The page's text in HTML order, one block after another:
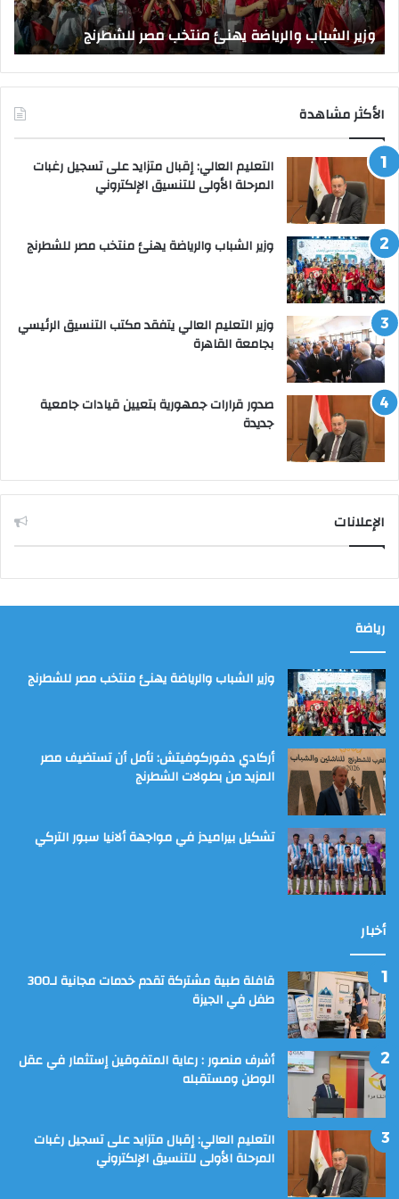
وزير الشباب والرياضة يهنئ منتخب مصر للشطرنج
الأكثر مشاهدة
التعليم العالي: إقبال متزايد على تسجيل رغبات
المرحلة الأولى للتنسيق الإلكتروني
وزير الشباب والرياضة يهنئ منتخب مصر للشطرنج
وزير التعليم العالي يتفقد مكتب التنسيق الرئيسي
بجامعة القاهرة
صدور قرارات جمهورية بتعيين قيادات جامعية
جديدة
الإعلانات
رياضة
وزير الشباب والرياضة يهنئ منتخب مصر للشطرنج
أركادي دفوركوفيتش: نأمل أن تستضيف مصر
المزيد من بطولات الشطرنج
تشكيل بيراميدز في مواجهة ألانيا سبور التركي
أخبار
قافلة طبية مشتركة تقدم خدمات مجانية لـ300
طفل في الجيزة
أشرف منصور : رعاية المتفوقين إستثمار في عقل
الوطن ومستقبله
التعليم العالي: إقبال متزايد على تسجيل رغبات
المرحلة الأولى للتنسيق الإلكتروني